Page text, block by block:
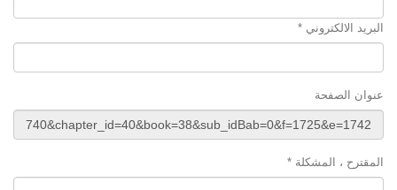
البريد الالكتروني *
عنوان الصفحة
المقترح ، المشكلة *